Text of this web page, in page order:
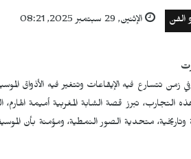
الفن الإثنين, 29 سبتمبر 2025, 08:21
في زمن تتسارع فيه الإيقاعات وتتغير فيه الأذواق
التجارب، تبرز قصة الشابة المغربية أميمة
وتاريخية، متحدية الصور النمطية، ومؤمنة بأن